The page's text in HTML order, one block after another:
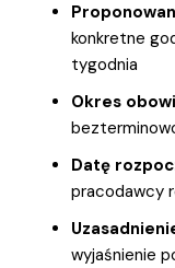
konkretne
tygodnia
Okres
Datę
pracodawcy
wyjaśnienie